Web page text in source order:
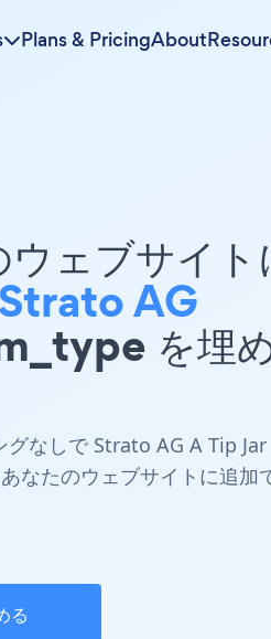
Plans & PricingAbout
ェブサイ
Strato AG
を埋
グなしで Strato AG A Tip Jar
なたのウェブサイトに追加
る